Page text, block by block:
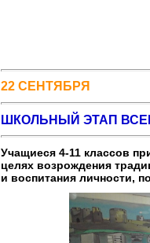
22 СЕНТЯБРЯ
ШКОЛЬНЫЙ ЭТАП
Учащиеся 4-11 классов
целях возрождения
и воспитания личности,